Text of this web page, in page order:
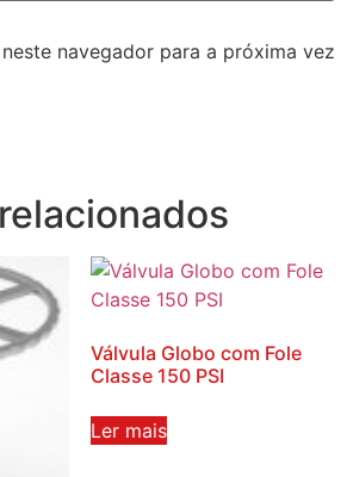
navegador para a próxima vez
Válvula Globo com Fole
Classe 150 PSI
Ler mais